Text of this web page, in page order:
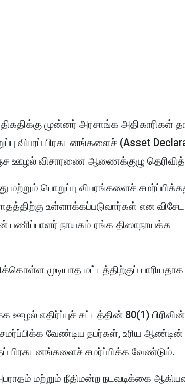
முன்னர் அரசாங்க அதிகாரிகள்
விபரப் பிரகடனங்களைச் (Asset
ஊழல் விசாரணை ஆணைக்குழு
மற்றும் பொறுப்பு விபரங்களைச்
உள்ளாக்கப்படுவார்கள் என விசேட
பணிப்பாளர் நாயகம் ரங்க திஸாநாயக்க
முடியாத மட்டத்திற்குப் பாரியதாக
எதிர்ப்புச் சட்டத்தின் 80(1)
சமர்ப்பிக்க வேண்டிய நபர்கள், உரிய
பிரகடனங்களைச் சமர்ப்பிக்க வேண்டும்.
மற்றும் நீதிமன்ற நடவடிக்கை